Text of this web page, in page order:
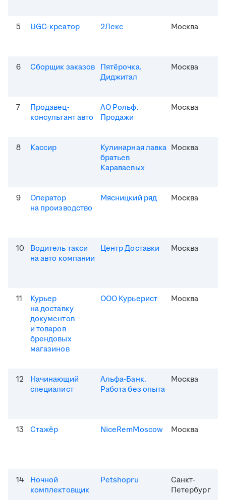
5 UGC-креатор 2Лекс Москва
6 Сборщик заказов Пятёрочка.
Диджитал
Москва
7
Продавец-
консультант авто
АО Рольф.
Продажи
Москва
8 Кассир
Кулинарная лавка
братьев
Караваевых
Москва
9
Оператор
на производство
Мясницкий ряд Москва
10
Водитель такси
на авто компании
Центр Доставки Москва
11
Курьер
на доставку
документов
и товаров
брендовых
магазинов
ООО Курьерист Москва
12
Начинающий
специалист
Альфа-Банк.
Работа без опыта
Москва
13 Стажёр NiceRemMoscow Москва
14
Ночной
комплектовщик
Petshopru
Санкт-
Петербург